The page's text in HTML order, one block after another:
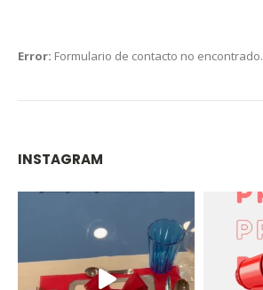
Error: Formulario de contacto no encontrado.
INSTAGRAM